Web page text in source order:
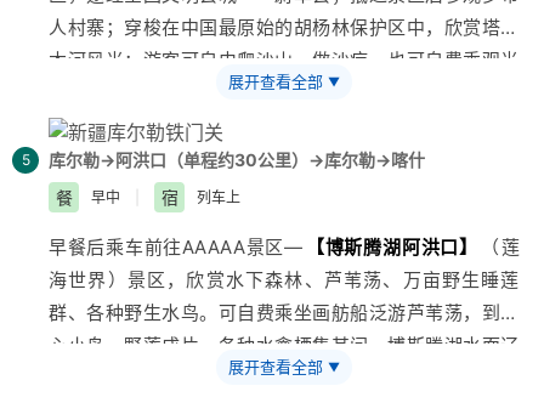
地民俗家访，品尝各类干果，坐在清凉的葡萄架下欣赏维
吾尔原生态歌舞，跟着古丽学几句维吾尔族语言，感受浓
郁的维吾尔古老文化。 下午游览5A级风景名胜区—
萄沟
钟）。在6月底至8月份，葡萄成熟的季节，一串串沉甸
甸的葡萄在阳光的照耀下显得特别饱满多汁，无比诱人。
游览结束后乘大巴车送到吐鲁番北站，晚乘动车：
21:30/22:40之间有三趟高铁）返回乌鲁木齐，师傅接您
送到入住酒店。
取乘车卡，凭身份证经人工通道进站等候上车。具体车次
和开车时间在出发前一天下午由工作人员电话或短信通
2、列车未配备餐车，请您上火车前自行用餐或自备食
品。
人村寨；穿梭在中国最原始的胡杨林保护区中，欣赏塔里
木河风光；游客可自由爬沙山，做沙疗，也可自费乘观光
车到沙漠深处游览神女湖；或骑骆驼或乘沙漠滑翔翼航拍
沙漠里的村寨等，体验中国第一大流动性沙漠的乐趣。中
午用罗布人特色餐（罗布人红柳烤肉、烤鱼)，后参观国
家AAA级
铁门关】 景区，铁门关扼孔雀河上游陡峭峡
中道咽喉。晋代在这里设关，因其险固，故称铁门关，之
后返回库尔勒市，乘车游览4A级景区天鹅河欣赏库尔勒
夜景，后入住库尔勒酒店休息。
活动推荐：罗布人烧烤大会、啤酒PK大赛、沙漠探宝等
展开查看全部 ▼
5
库尔勒→阿洪口（单程约30公里）→库尔勒→喀什
餐
早中 宿 列车上
早餐后乘车前往AAAAA景区— 【博斯腾湖阿洪口】
（莲
海世界）景区，欣赏水下森林、芦苇荡、万亩野生睡莲
群、各种野生水鸟。可自费乘坐画舫船泛游芦苇荡，到湖
心小岛，野莲成片，各种水禽栖集其间，博斯腾湖水面辽
阔，大湖西侧星罗棋布的小湖，湖水相通，萃草浓密,后
展开查看全部 ▼